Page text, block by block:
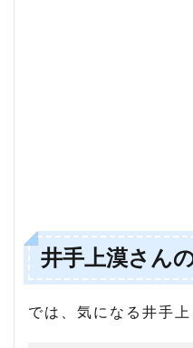
井手上漠さん
では、気になる井手